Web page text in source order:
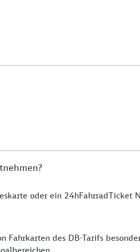
oder ein 24hFahrradTicket
des DB-Tarifs